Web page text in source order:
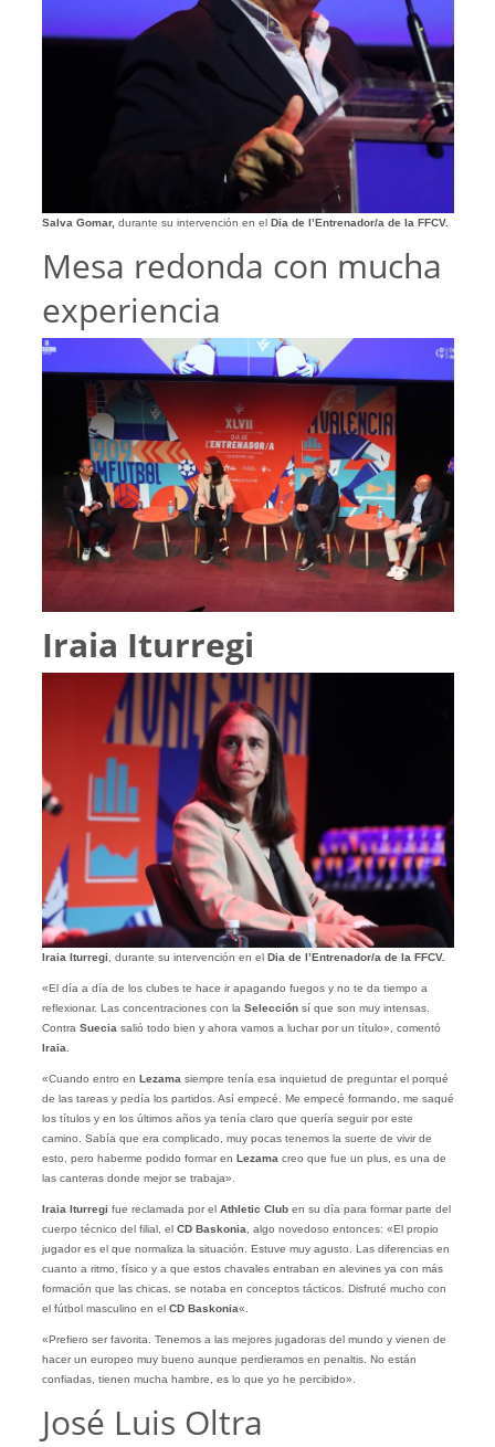
Salva Gomar, durante su intervención en elDia de l’Entrenador/a de la FFCV.
Mesa redonda con mucha
experiencia
Iraia Iturregi
Iraia Iturregi , durante su intervención en elDia de l’Entrenador/a de la FFCV.
«El día a día de los clubes te hace ir apagando fuegos y no te da tiempo a
reflexionar. Las concentraciones con la Selecciónsí que son muy intensas.
Contra Suecia salió todo bien y ahora vamos a luchar por un título», comentó
Iraia
«Cuando entro en Lezama siempre tenía esa inquietud de preguntar el porqué
de las tareas y pedía los partidos. Así empecé. Me empecé formando, me saqué
los títulos y en los últimos años ya tenía claro que quería seguir por este
camino. Sabía que era complicado, muy pocas tenemos la suerte de vivir de
esto, pero haberme podido formar en Lezama creo que fue un plus, es una de
las canteras donde mejor se trabaja».
Iraia Iturregi fue reclamada por el Athletic Cluben su día para formar parte del
cuerpo técnico del filial, el CD Baskonia , algo novedoso entonces: «El propio
jugador es el que normaliza la situación. Estuve muy agusto. Las diferencias en
cuanto a ritmo, físico y a que estos chavales entraban en alevines ya con más
formación que las chicas, se notaba en conceptos tácticos. Disfruté mucho con
el fútbol masculino en el CD Baskonia«.
«Prefiero ser favorita. Tenemos a las mejores jugadoras del mundo y vienen de
hacer un europeo muy bueno aunque perdieramos en penaltis. No están
confiadas, tienen mucha hambre, es lo que yo he percibido».
José Luis Oltra